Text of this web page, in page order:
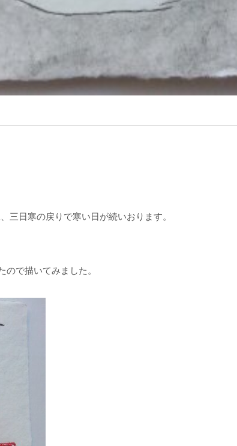
三日寒の戻りで寒い日が続いおります。
ので描いてみました。